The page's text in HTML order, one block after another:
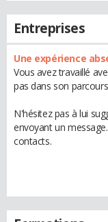
Entreprises
Une expérience
Vous avez travaillé
pas dans son
N'hésitez pas à lui
envoyant un
contacts.